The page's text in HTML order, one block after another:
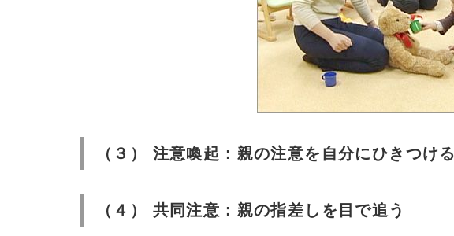
（３） 注意喚起：親の注意を自分にひきつける
（４） 共同注意：親の指差しを目で追う